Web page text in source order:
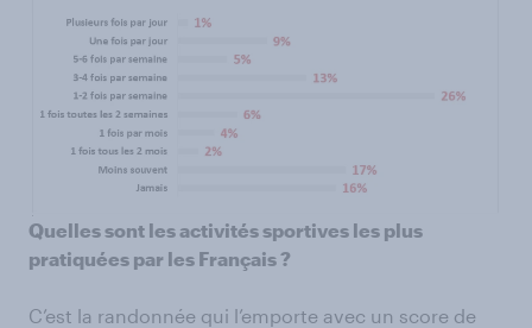
Quelles sont les activités sportives les plus
pratiquées par les Français ?
C’est la randonnée qui l’emporte avec un score de